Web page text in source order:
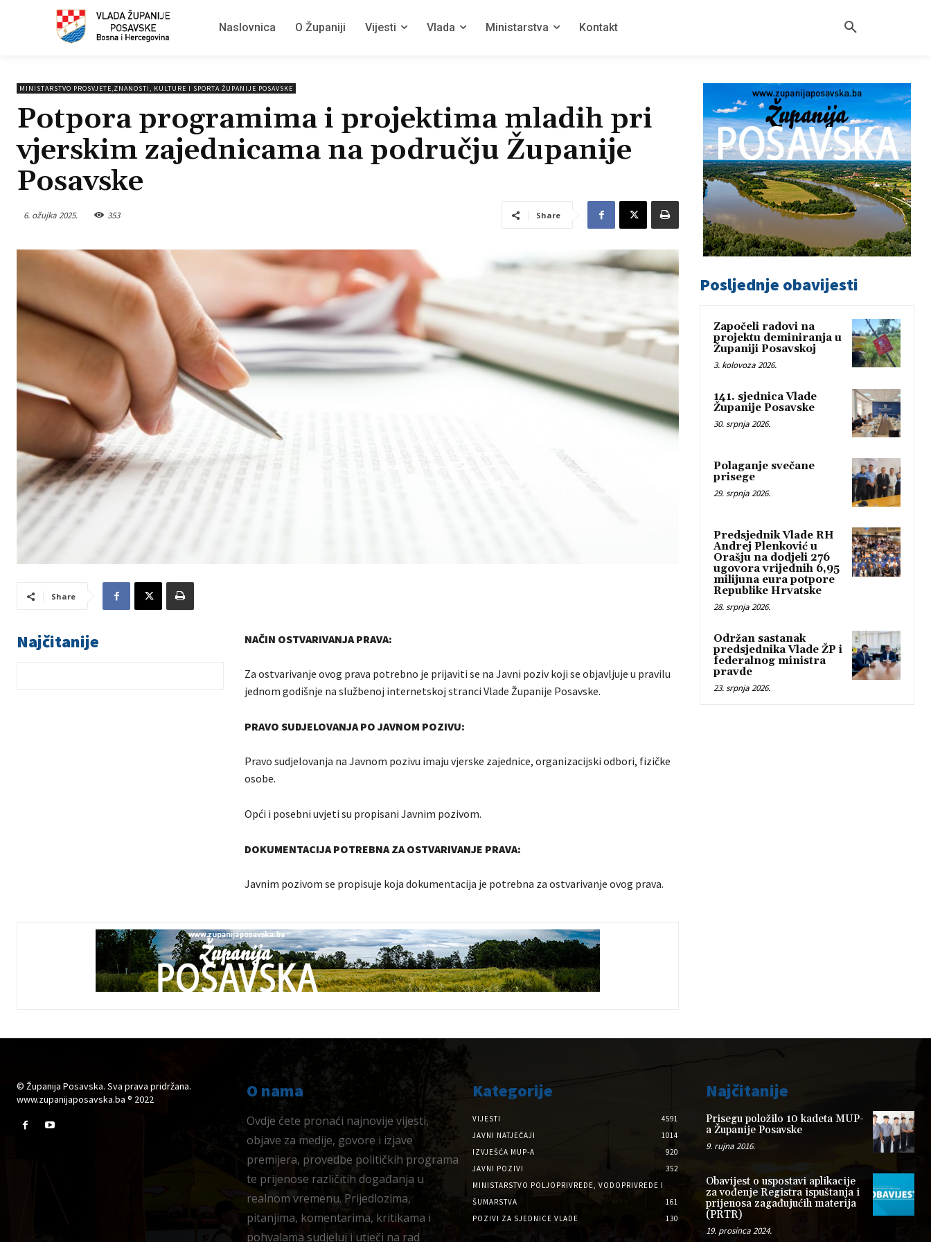
Naslovnica O Županiji Vijesti Vlada Ministarstva Kontakt
MINISTARSTVO PROSVJETE,ZNANOSTI, KULTURE I SPORTA ŽUPANIJE POSAVSKE
Potpora programima i projektima mladih pri
vjerskim zajednicama na području Županije
Posavske
6. ožujka 2025. 353 Share
Share
Najčitanije NAČIN OSTVARIVANJA PRAVA:
Za ostvarivanje ovog prava potrebno je prijaviti se na Javni poziv koji se objavljuje u pravilu
jednom godišnje na službenoj internetskoj stranci Vlade Županije Posavske.
PRAVO SUDJELOVANJA PO JAVNOM POZIVU:
Pravo sudjelovanja na Javnom pozivu imaju vjerske zajednice, organizacijski odbori, fizičke
osobe.
Opći i posebni uvjeti su propisani Javnim pozivom.
DOKUMENTACIJA POTREBNA ZA OSTVARIVANJE PRAVA:
Javnim pozivom se propisuje koja dokumentacija je potrebna za ostvarivanje ovog prava.
Posljednje obavijesti
Započeli radovi na
projektu deminiranja u
Županiji Posavskoj
3. kolovoza 2026.
141. sjednica Vlade
Županije Posavske
30. srpnja 2026.
Polaganje svečane
prisege
29. srpnja 2026.
Predsjednik Vlade RH
Andrej Plenković u
Orašju na dodjeli 276
ugovora vrijednih 6,95
milijuna eura potpore
Republike Hrvatske
28. srpnja 2026.
Održan sastanak
predsjednika Vlade ŽP i
federalnog ministra
pravde
23. srpnja 2026.
© Županija Posavska. Sva prava pridržana.
www.zupanijaposavska.ba ® 2022
O nama
Ovdje ćete pronaći najnovije vijesti,
objave za medije, govore i izjave
premijera, provedbe političkih programa
te prijenose različitih događanja u
realnom vremenu. Prijedlozima,
pitanjima, komentarima, kritikama i
pohvalama sudjeluj i utječi na rad
Kategorije
VIJESTI
4591
JAVNI NATJEČAJI
1014
IZVJEŠĆA MUP-A
920
JAVNI POZIVI
352
MINISTARSTVO POLJOPRIVREDE, VODOPRIVREDE I
ŠUMARSTVA
161
POZIVI ZA SJEDNICE VLADE
130
Najčitanije
Prisegu položilo 10 kadeta MUP-
a Županije Posavske
9. rujna 2016.
Obavijest o uspostavi aplikacije
za vođenje Registra ispuštanja i
prijenosa zagađujućih materija
(PRTR)
19. prosinca 2024.